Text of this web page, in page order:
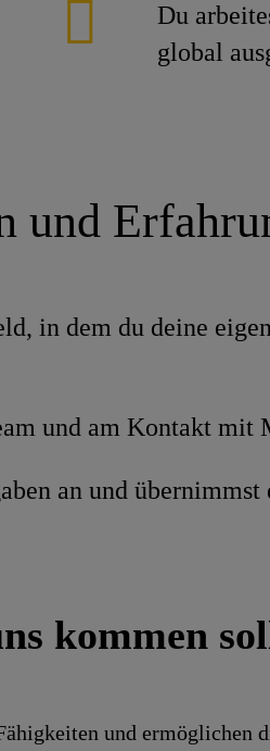
Du
global
und
in dem du deine
und am Kontakt mit
an und übernimmst
kommen
und ermöglichen